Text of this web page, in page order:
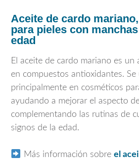
Aceite de cardo
para pieles con
edad
El aceite de cardo mariano es un
en compuestos antioxidantes. Se
principalmente en cosméticos
ayudando a mejorar el aspecto
complementando las rutinas de
signos de la edad.
Más información sobre el